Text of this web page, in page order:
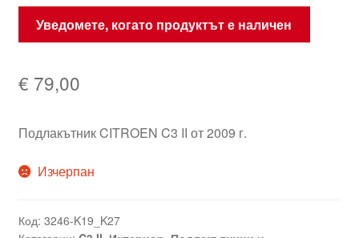
Уведомете, когато продуктът е наличен
€ 79,00
Подлакътник CITROEN C3 II от 2009 г.
Изчерпан
Код: 3246-K19_K27